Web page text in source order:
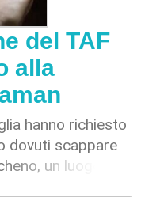
del TAF
alla
hanno richiesto
dovuti scappare
un luogo che